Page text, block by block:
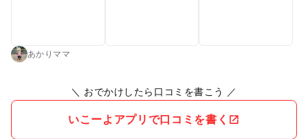
あかりママ
＼ おでかけしたら口コミを書こう ／
いこーよアプリで口コミを書く